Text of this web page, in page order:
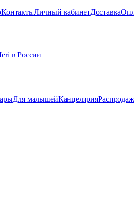
КонтактыЛичный кабинетДоставка
Для малышейКанцелярия